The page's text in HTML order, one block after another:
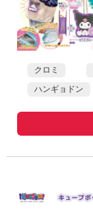
クロミ
ハンギョドン